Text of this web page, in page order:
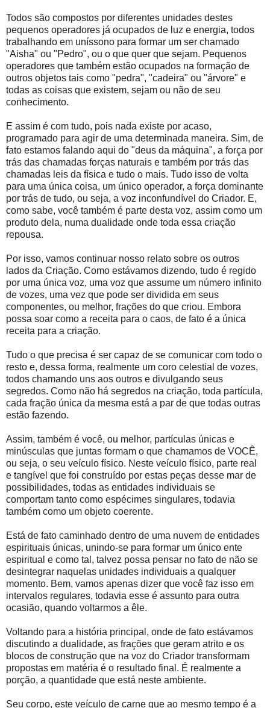
Todos são compostos por diferentes unidades destes
pequenos operadores já ocupados de luz e energia, todos
trabalhando em uníssono para formar um ser chamado
"Aisha" ou "Pedro", ou o que quer que sejam. Pequenos
operadores que também estão ocupados na formação de
outros objetos tais como "pedra", "cadeira" ou "árvore" e
todas as coisas que existem, sejam ou não de seu
conhecimento.
E assim é com tudo, pois nada existe por acaso,
programado para agir de uma determinada maneira. Sim, de
fato estamos falando aqui do "deus da máquina", a força por
trás das chamadas forças naturais e também por trás das
chamadas leis da física e tudo o mais. Tudo isso de volta
para uma única coisa, um único operador, a força dominante
por trás de tudo, ou seja, a voz inconfundível do Criador. E,
como sabe, você também é parte desta voz, assim como um
produto dela, numa dualidade onde toda essa criação
repousa.
Por isso, vamos continuar nosso relato sobre os outros
lados da Criação. Como estávamos dizendo, tudo é regido
por uma única voz, uma voz que assume um número infinito
de vozes, uma vez que pode ser dividida em seus
componentes, ou melhor, frações do que criou. Embora
possa soar como a receita para o caos, de fato é a única
receita para a criação.
Tudo o que precisa é ser capaz de se comunicar com todo o
resto e, dessa forma, realmente um coro celestial de vozes,
todos chamando uns aos outros e divulgando seus
segredos. Como não há segredos na criação, toda partícula,
cada fração única da mesma está a par de que todas outras
estão fazendo.
Assim, também é você, ou melhor, partículas únicas e
minúsculas que juntas formam o que chamamos de VOCÊ,
ou seja, o seu veículo físico. Neste veículo físico, parte real
e tangível que foi construído por estas peças desse mar de
possibilidades, todas as entidades individuais se
comportam tanto como espécimes singulares, todavia
também como um objeto coerente.
Está de fato caminhado dentro de uma nuvem de entidades
espirituais únicas, unindo-se para formar um único ente
espiritual e como tal, talvez possa pensar no fato de não se
desintegrar naquelas unidades individuais a qualquer
momento. Bem, vamos apenas dizer que você faz isso em
intervalos regulares, todavia esse é assunto para outra
ocasião, quando voltarmos a êle.
Voltando para a história principal, onde de fato estávamos
discutindo a dualidade, as frações que geram atrito e os
blocos de construção que na voz do Criador transformam
propostas em matéria é o resultado final. É realmente a
porção, a quantidade que está neste ambiente.
Seu corpo, este veículo de carne que ao mesmo tempo é a